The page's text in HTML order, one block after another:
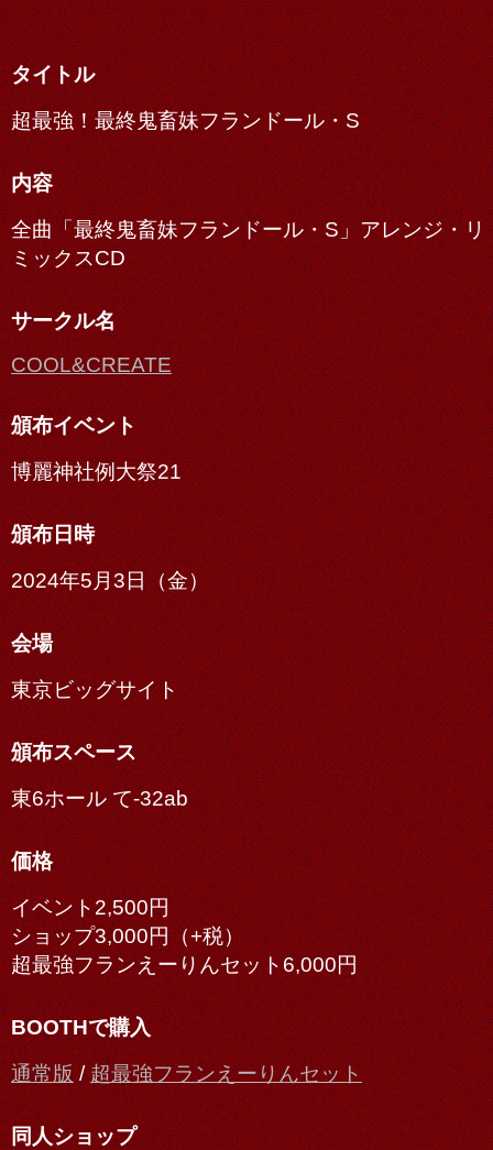
タイトル
超最強！最終鬼畜妹フランドール・S
内容
全曲「最終鬼畜妹フランドール・S」アレンジ・リ
ミックスCD
サークル名
COOL&CREATE
頒布イベント
博麗神社例大祭21
頒布日時
2024年5月3日（金）
会場
東京ビッグサイト
頒布スペース
東6ホール て-32ab
価格
イベント2,500円
ショップ3,000円（+税）
超最強フランえーりんセット6,000円
BOOTHで購入
通常版/超最強フランえーりんセット
同人ショップ